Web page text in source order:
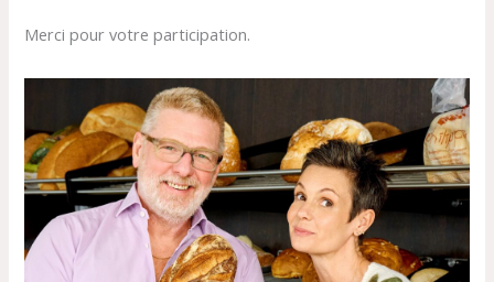
Merci pour votre participation.